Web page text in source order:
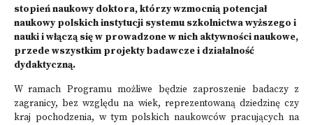
stopień naukowy doktora, którzy wzmocnią potencjał
naukowy polskich instytucji systemu szkolnictwa wyższego i
nauki i włączą się w prowadzone w nich aktywności naukowe,
przede wszystkim projekty badawcze i działalność
dydaktyczną.
W ramach Programu możliwe będzie zaproszenie badaczy z
zagranicy, bez względu na wiek, reprezentowaną dziedzinę czy
kraj pochodzenia, w tym polskich naukowców pracujących na